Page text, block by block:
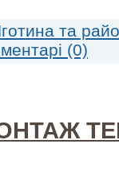
та
(0)